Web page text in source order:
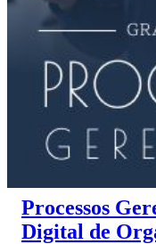
Processos
Digital de